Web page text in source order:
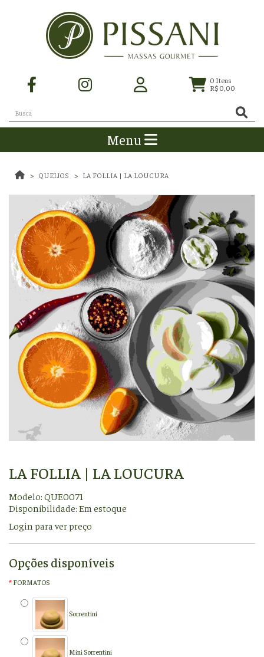
0 Itens
R$ 0,00
Menu
QUEIJOS LA FOLLIA | LA LOUCURA
LA FOLLIA | LA LOUCURA
Modelo: QUE0071
Disponibilidade: Em estoque
Login para ver preço
Opções disponíveis
FORMATOS
Sorrentini
Mini Sorrentini